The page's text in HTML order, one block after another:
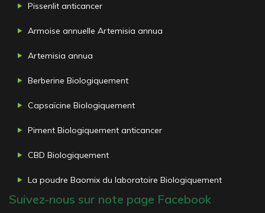
Pissenlit anticancer
Armoise annuelle Artemisia annua
Artemisia annua
Berberine Biologiquement
Capsaïcine Biologiquement
Piment Biologiquement anticancer
CBD Biologiquement
La poudre Baomix du laboratoire Biologiquement
Suivez-nous sur note page Facebook